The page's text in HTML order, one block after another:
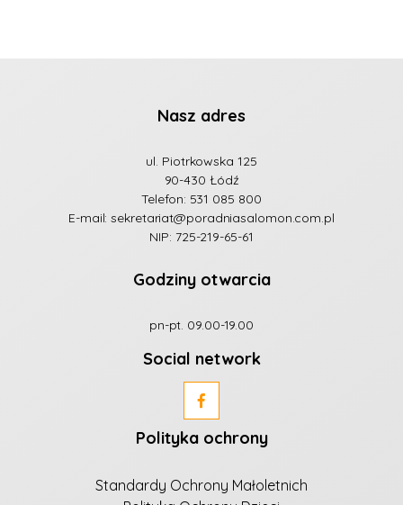
Nasz adres
ul. Piotrkowska 125
90-430 Łódź
Telefon: 531 085 800
E-mail:sekretariat@poradniasalomon.com.pl
NIP: 725-219-65-61
Godziny otwarcia
pn-pt. 09.00-19.00
Social network
Polityka ochrony
Standardy Ochrony Małoletnich